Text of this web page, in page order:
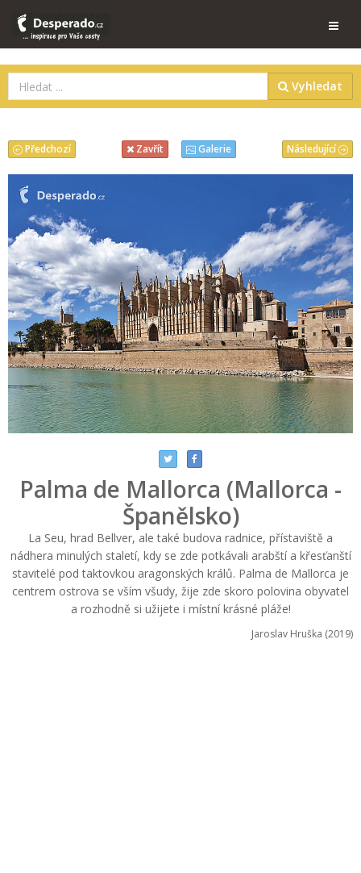
Vyhledat
Následující
Předchozí Zavřít Galerie
Palma de Mallorca (Mallorca -
Španělsko)
La Seu, hrad Bellver, ale také budova radnice, přístaviště a
nádhera minulých staletí, kdy se zde potkávali arabští a křesťanští
stavitelé pod taktovkou aragonských králů. Palma de Mallorca je
centrem ostrova se vším všudy, žije zde skoro polovina obyvatel
a rozhodně si užijete i místní krásné pláže!
Jaroslav Hruška (2019)